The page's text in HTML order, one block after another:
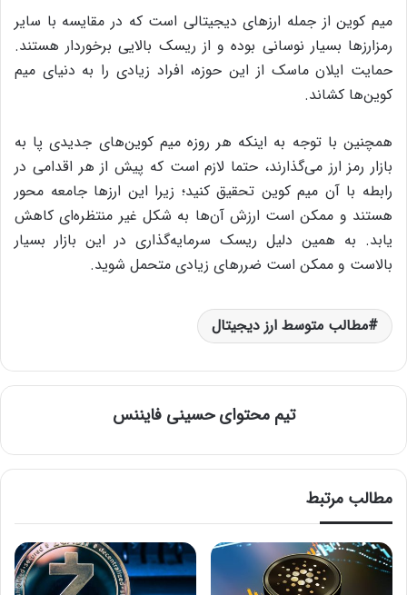
میم کوین از جمله ارزهای دیجیتالی است که در مقایسه با سایر
رمزارزها بسیار نوسانی بوده و از ریسک بالایی برخوردار هستند.
حمایت ایلان ماسک از این حوزه، افراد زیادی را به دنیای میم
کوین‌ها کشاند.
همچنین با توجه به اینکه هر روزه میم کوین‌های جدیدی پا به
بازار رمز ارز می‌گذارند، حتما لازم است که پیش از هر اقدامی در
رابطه با آن میم کوین تحقیق کنید؛ زیرا این ارزها جامعه محور
هستند و ممکن است ارزش آن‌ها به شکل غیر منتظره‌ای کاهش
یابد. به همین دلیل ریسک سرمایه‌گذاری در این بازار بسیار
بالاست و ممکن است ضررهای زیادی متحمل شوید.
مطالب متوسط ارز دیجیتال
تیم محتوای حسینی‌ فایننس
مطالب مرتبط